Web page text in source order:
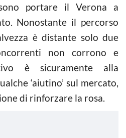
portare il Verona a
Nonostante il percorso
è distante solo due
non corrono e
è sicuramente alla
‘aiutino’ sul mercato,
di rinforzare la rosa.